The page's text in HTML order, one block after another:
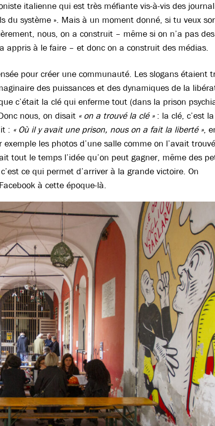
italienne qui est très méfiante vis-à-vis des
du système ». Mais à un moment donné, si tu veux
nous, on a construit – même si on n’a pas des
appris à le faire – et donc on a construit des médias.
pour créer une communauté. Les slogans étaient
des puissances et des dynamiques de la
c’était la clé qui enferme tout (dans la prison
nous, on disait « on a trouvé la clé »: la clé, c’est la
: « Où il y avait une prison, nous on a fait la liberté »,
les photos d’une salle comme on l’avait
tout le temps l’idée qu’on peut gagner, même des
ce qui permet d’arriver à la grande victoire. On
à cette époque-là.